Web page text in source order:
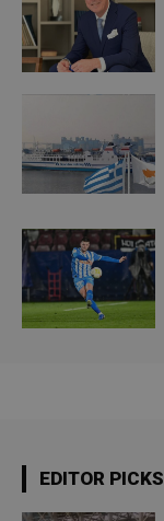
EDITOR PICKS